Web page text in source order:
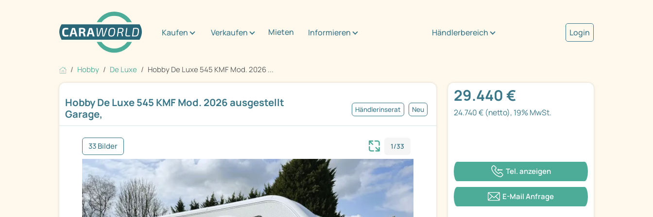
Kaufen Verkaufen Mieten Informieren Händlerbereich Login
Hobby De Luxe Hobby De Luxe 545 KMF Mod. 2026 ...
Hobby De Luxe 545 KMF Mod. 2026 ausgestellt
Garage,
Händlerinserat Neu
33 Bilder 1/33
29.440 €
24.740 € (netto), 19% MwSt.
Tel. anzeigen
E-Mail Anfrage